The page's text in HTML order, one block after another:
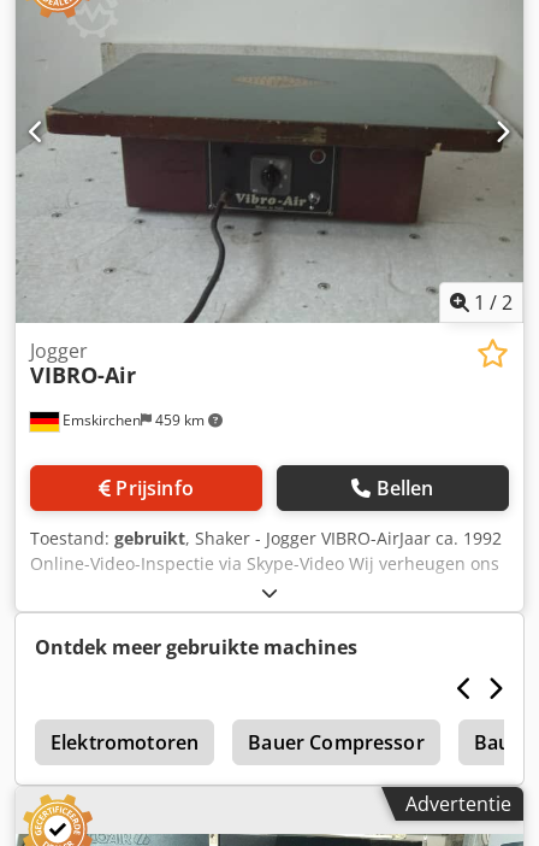
1 /2
Emskirchen 459 km
Jogger
VIBRO-Air
Prijsinfo Bellen
Toestand: gebruikt, Shaker - Jogger VIBRO-AirJaar ca. 1992
Online-Video-Inspectie via Skype-Video Wij verheugen ons
op uw bezoek - meer machines op voorraad Onmiddellijk
beschikbaar - Kan geïnspecteerd worden Cjdpfx Amorgbz
Nj Eerf Op voorraad Emskirchen / Neurenberg - Kan getest
Ontdek meer gebruikte machines
Elektromotoren Bauer Compressor Bauer
Advertentie